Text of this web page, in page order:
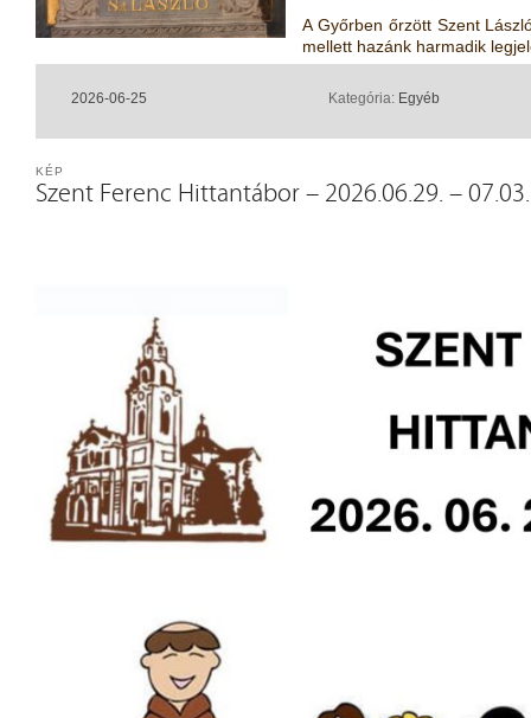
A Győrben őrzött Szent
mellett hazánk harmadik
2026-06-25 Kategória: Egyéb
Szent Ferenc Hittantábor – 2026.06.29. – 07.03.
KÉP